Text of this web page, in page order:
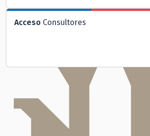
Acceso Consultores